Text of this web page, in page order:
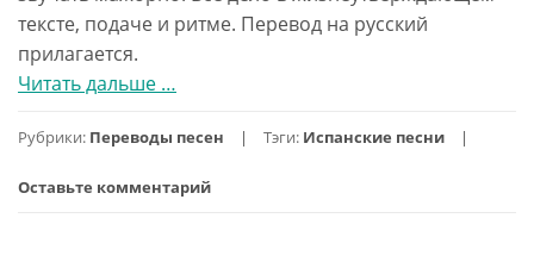
тексте, подаче и ритме. Перевод на русский
прилагается.
Читать дальше проПесня
Бандераса
фильма
…
Рубрики: Переводы песен Тэги: Испанские песни
Оставьте комментарий